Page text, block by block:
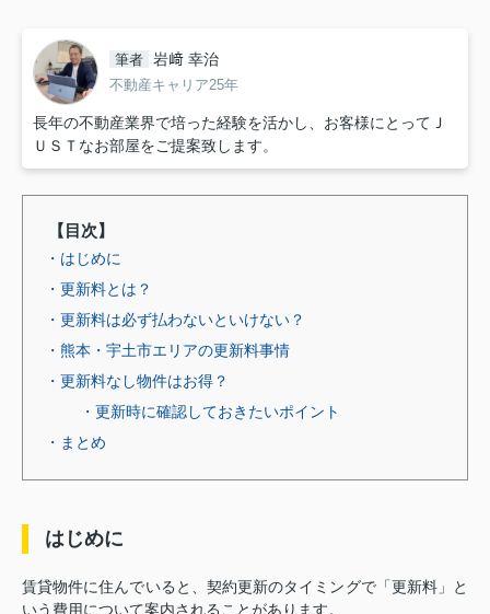
筆者 岩﨑 幸治
不動産キャリア25年
長年の不動産業界で培った経験を活かし、お客様にとってＪ
ＵＳＴなお部屋をご提案致します。
【目次】
・はじめに
・更新料とは？
・更新料は必ず払わないといけない？
・熊本・宇土市エリアの更新料事情
・更新料なし物件はお得？
・更新時に確認しておきたいポイント
・まとめ
はじめに
賃貸物件に住んでいると、契約更新のタイミングで「更新料」と
いう費用について案内されることがあります。